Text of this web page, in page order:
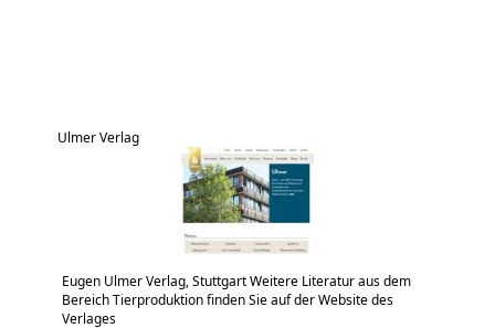
Ulmer Verlag
Eugen Ulmer Verlag, Stuttgart Weitere Literatur aus dem
Bereich Tierproduktion finden Sie auf der Website des
Verlages